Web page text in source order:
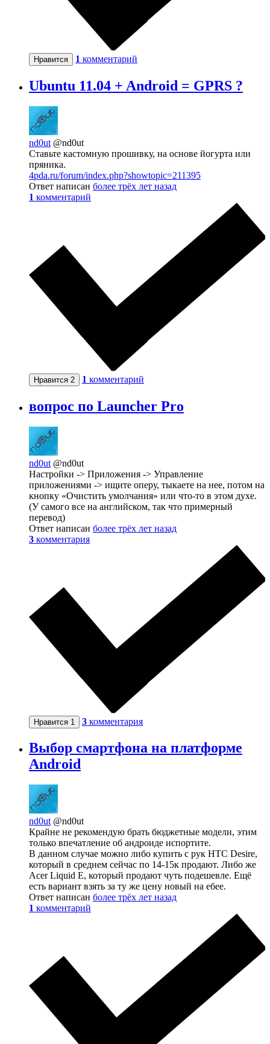
Нравится 1 комментарий
Ubuntu 11.04 + Android = GPRS ?
nd0ut @nd0ut
Ставьте кастомную прошивку, на основе йогурта или
пряника.
4pda.ru/forum/index.php?showtopic=211395
Ответ написан более трёх лет назад
1 комментарий
Нравится 2 1 комментарий
вопрос по Launcher Pro
nd0ut @nd0ut
Настройки -> Приложения -> Управление
приложениями -> ищите оперу, тыкаете на нее, потом на
кнопку «Очистить умолчания» или что-то в этом духе.
(У самого все на английском, так что примерный
перевод)
Ответ написан более трёх лет назад
3 комментария
Нравится 1 3 комментария
Выбор смартфона на платформе
Android
nd0ut @nd0ut
Крайне не рекомендую брать бюджетные модели, этим
только впечатление об андроиде испортите.
В данном случае можно либо купить с рук HTC Desire,
который в среднем сейчас по 14-15к продают. Либо же
Acer Liquid E, который продают чуть подешевле. Ещё
есть вариант взять за ту же цену новый на ебее.
Ответ написан более трёх лет назад
1 комментарий